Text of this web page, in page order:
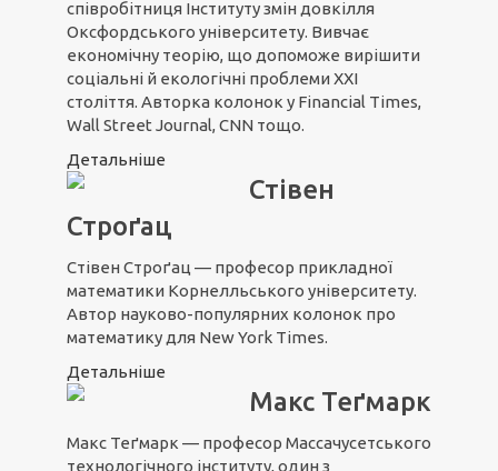
співробітниця Інституту змін довкілля
Оксфордського університету. Вивчає
економічну теорію, що допоможе вирішити
соціальні й екологічні проблеми ХХІ
століття. Авторка колонок у Financial Times,
Wall Street Journal, CNN тощо.
Детальніше
Стівен
Строґац
Стівен Строґац — професор прикладної
математики Корнелльського університету.
Автор науково-популярних колонок про
математику для New York Times.
Детальніше
Макс Теґмарк
Макс Теґмарк — професор Массачусетського
технологічного інституту, один з